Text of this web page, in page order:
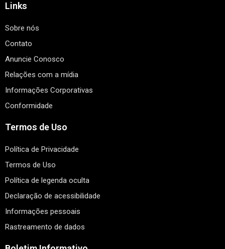
Links
Sobre nós
Contato
Anuncie Conosco
Relações com a mídia
Informações Corporativas
Conformidade
Termos de Uso
Política de Privacidade
Termos de Uso
Política de legenda oculta
Declaração de acessibilidade
Informações pessoais
Rastreamento de dados